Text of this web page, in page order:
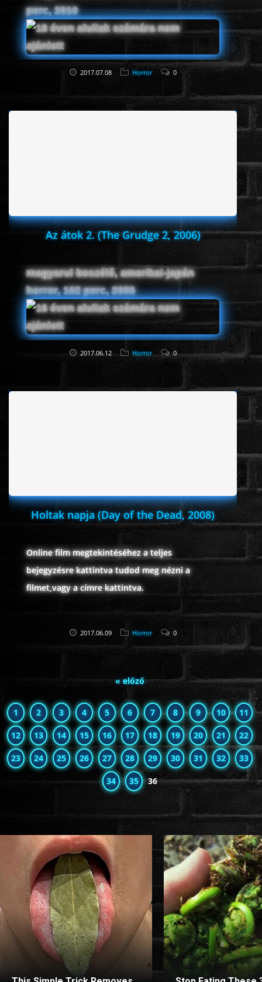
perc, 2010
2017.07.08 Horror 0
Az átok 2. (The Grudge 2, 2006)
magyarul beszélő, amerikai-japán
horror, 102 perc, 2006
2017.06.12 Horror 0
Holtak napja (Day of the Dead, 2008)
Online film megtekintéséhez a teljes
bejegyzésre kattintva tudod meg nézni a
filmet,vagy a címre kattintva.
2017.06.09 Horror 0
« előző
1 2 3 4 5 6 7 8 9 10 11
12 13 14 15 16 17 18 19 20 21 22
23 24 25 26 27 28 29 30 31 32 33
34 35 36